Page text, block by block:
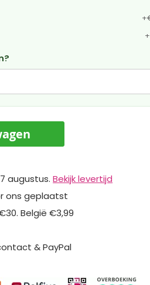
+
+
augustus. Bekijk levertijd
ons geplaatst
België €3,99
& PayPal